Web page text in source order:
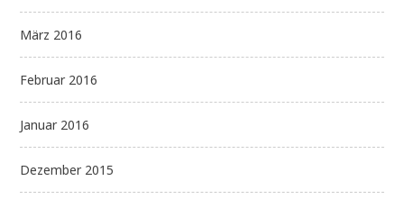
März 2016
Februar 2016
Januar 2016
Dezember 2015